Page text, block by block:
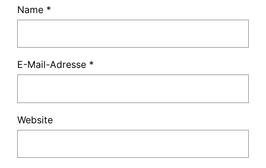
Name *
E-Mail-Adresse *
Website